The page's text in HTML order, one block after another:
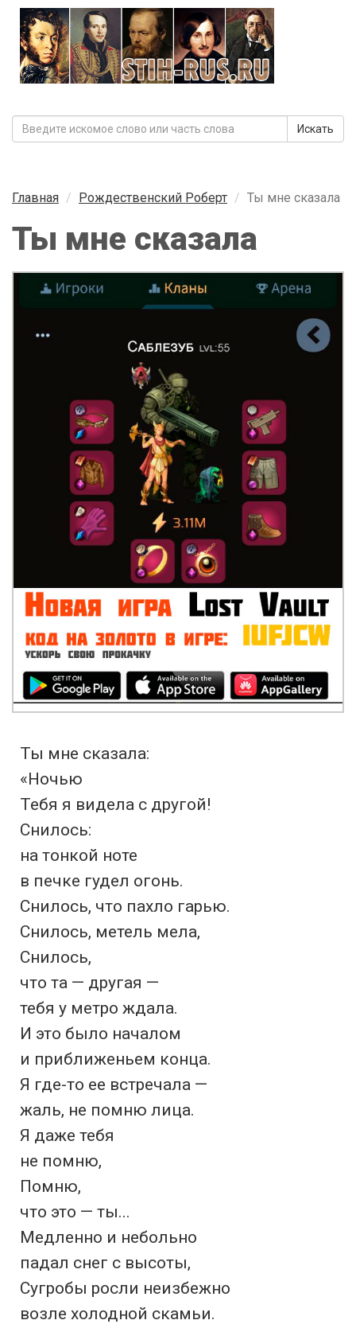
Искать
Главная Рождественский Роберт Ты мне сказала
Ты мне сказала
Ты мне сказала:
«Ночью
Тебя я видела с другой!
Снилось:
на тонкой ноте
в печке гудел огонь.
Снилось, что пахло гарью.
Снилось, метель мела,
Снилось,
что та — другая —
тебя у метро ждала.
И это было началом
и приближеньем конца.
Я где-то ее встречала —
жаль, не помню лица.
Я даже тебя
не помню,
Помню,
что это — ты...
Медленно и небольно
падал снег с высоты,
Сугробы росли неизбежно
возле холодной скамьи.